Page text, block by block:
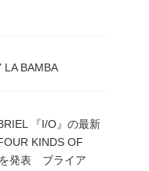
LA BAMBA
『I/O』の最新
KINDS OF
発表 ブライア